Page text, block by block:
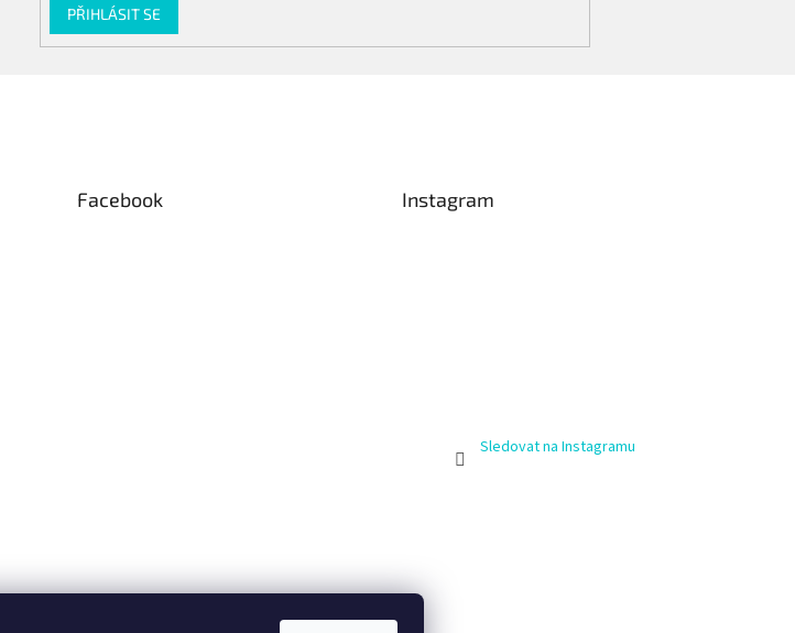
PŘIHLÁSIT SE
Facebook Instagram
Sledovat na Instagramu